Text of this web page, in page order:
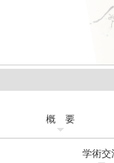
概 要
学術交